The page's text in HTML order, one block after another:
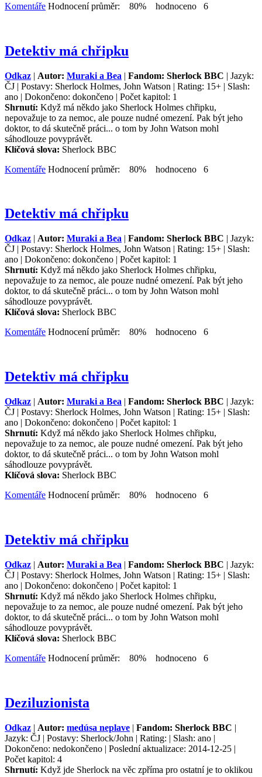
Komentáře Hodnocení průměr: 80% hodnoceno 6
Detektiv má chřipku
Odkaz | Autor: Muraki a Bea | Fandom: Sherlock BBC | Jazyk:
ČJ | Postavy: Sherlock Holmes, John Watson | Rating: 15+ | Slash:
ano | Dokončeno: dokončeno | Počet kapitol: 1
Shrnutí: Když má někdo jako Sherlock Holmes chřipku,
nepovažuje to za nemoc, ale pouze nudné omezení. Pak být jeho
doktor, to dá skutečně práci... o tom by John Watson mohl
sáhodlouze povyprávět.
Klíčová slova: Sherlock BBC
Komentáře Hodnocení průměr: 80% hodnoceno 6
Detektiv má chřipku
Odkaz | Autor: Muraki a Bea | Fandom: Sherlock BBC | Jazyk:
ČJ | Postavy: Sherlock Holmes, John Watson | Rating: 15+ | Slash:
ano | Dokončeno: dokončeno | Počet kapitol: 1
Shrnutí: Když má někdo jako Sherlock Holmes chřipku,
nepovažuje to za nemoc, ale pouze nudné omezení. Pak být jeho
doktor, to dá skutečně práci... o tom by John Watson mohl
sáhodlouze povyprávět.
Klíčová slova: Sherlock BBC
Komentáře Hodnocení průměr: 80% hodnoceno 6
Detektiv má chřipku
Odkaz | Autor: Muraki a Bea | Fandom: Sherlock BBC | Jazyk:
ČJ | Postavy: Sherlock Holmes, John Watson | Rating: 15+ | Slash:
ano | Dokončeno: dokončeno | Počet kapitol: 1
Shrnutí: Když má někdo jako Sherlock Holmes chřipku,
nepovažuje to za nemoc, ale pouze nudné omezení. Pak být jeho
doktor, to dá skutečně práci... o tom by John Watson mohl
sáhodlouze povyprávět.
Klíčová slova: Sherlock BBC
Komentáře Hodnocení průměr: 80% hodnoceno 6
Detektiv má chřipku
Odkaz | Autor: Muraki a Bea | Fandom: Sherlock BBC | Jazyk:
ČJ | Postavy: Sherlock Holmes, John Watson | Rating: 15+ | Slash:
ano | Dokončeno: dokončeno | Počet kapitol: 1
Shrnutí: Když má někdo jako Sherlock Holmes chřipku,
nepovažuje to za nemoc, ale pouze nudné omezení. Pak být jeho
doktor, to dá skutečně práci... o tom by John Watson mohl
sáhodlouze povyprávět.
Klíčová slova: Sherlock BBC
Komentáře Hodnocení průměr: 80% hodnoceno 6
Deziluzionista
Odkaz | Autor: medúsa neplave | Fandom: Sherlock BBC |
Jazyk: ČJ | Postavy: Sherlock/John | Rating: | Slash: ano |
Dokončeno: nedokončeno | Poslední aktualizace: 2014-12-25 |
Počet kapitol: 4
Shrnutí: Když jde Sherlock na věc zpříma pro ostatní je to oklikou